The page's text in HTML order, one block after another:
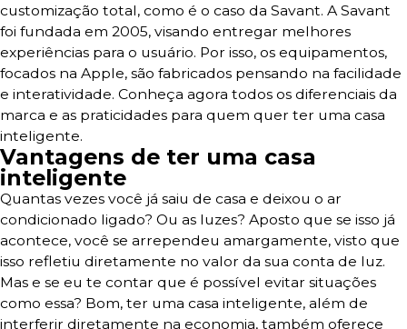
customização total, como é o caso da Savant. A Savant
foi fundada em 2005, visando entregar melhores
experiências para o usuário. Por isso, os equipamentos,
focados na Apple, são fabricados pensando na facilidade
e interatividade. Conheça agora todos os diferenciais da
marca e as praticidades para quem quer ter uma casa
inteligente.
Vantagens de ter uma casa
inteligente
Quantas vezes você já saiu de casa e deixou o ar
condicionado ligado? Ou as luzes? Aposto que se isso já
acontece, você se arrependeu amargamente, visto que
isso refletiu diretamente no valor da sua conta de luz.
Mas e se eu te contar que é possível evitar situações
como essa? Bom, ter uma casa inteligente, além de
interferir diretamente na economia, também oferece